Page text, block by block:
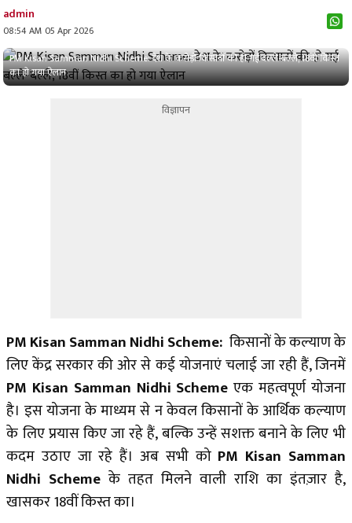
admin
08:54 AM 05 Apr 2026
PM Kisan Samman Nidhi Scheme: देश के करोड़ों किसानों की हो गई बल्ले-बल्ले, 18वीं किस्त
का हो गया ऐलान
विज्ञापन
PM Kisan Samman Nidhi Scheme: किसानों के कल्याण के
लिए केंद्र सरकार की ओर से कई योजनाएं चलाई जा रही हैं, जिनमें
PM Kisan Samman Nidhi Scheme एक महत्वपूर्ण योजना
है। इस योजना के माध्यम से न केवल किसानों के आर्थिक कल्याण
के लिए प्रयास किए जा रहे हैं, बल्कि उन्हें सशक्त बनाने के लिए भी
कदम उठाए जा रहे हैं। अब सभी को PM Kisan Samman
Nidhi Scheme के तहत मिलने वाली राशि का इंतज़ार है,
खासकर 18वीं किस्त का।